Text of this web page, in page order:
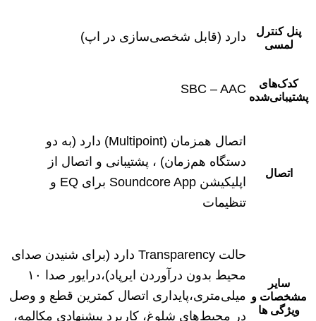
پنل کنترل
لمسی
دارد (قابل شخصی‌سازی در اپ)
کدک‌های
پشتیبانی‌شده
SBC – AAC
اتصال
اتصال همزمان (Multipoint) دارد (به دو
دستگاه هم‌زمان) ، پشتیبانی و اتصال از
اپلیکیشن Soundcore App برای EQ و
تنظیمات
سایر
مشخصات و
ویژگی ها
حالت Transparency دارد (برای شنیدن صدای
محیط بدون درآوردن ایرپاد)،درایور صدا ۱۰
میلی‌متری،پایداری اتصال کمترین قطع و وصل
در محیط‌های شلوغ، کاربرد پیشنهادی مکالمه،